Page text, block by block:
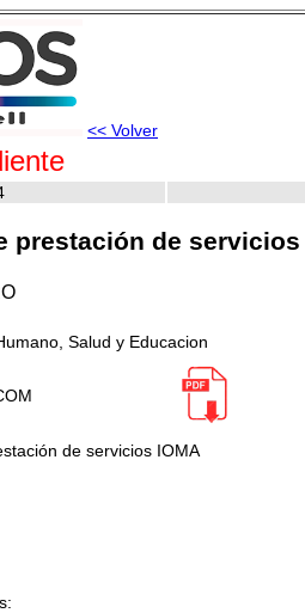
<< Volver
prestación de servicios
Salud y Educacion
de servicios IOMA